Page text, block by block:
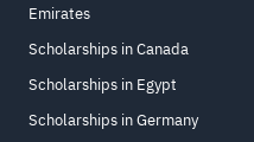
Emirates
Scholarships in Canada
Scholarships in Egypt
Scholarships in Germany